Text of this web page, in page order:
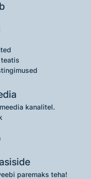
kanalitel.
paremaks teha!